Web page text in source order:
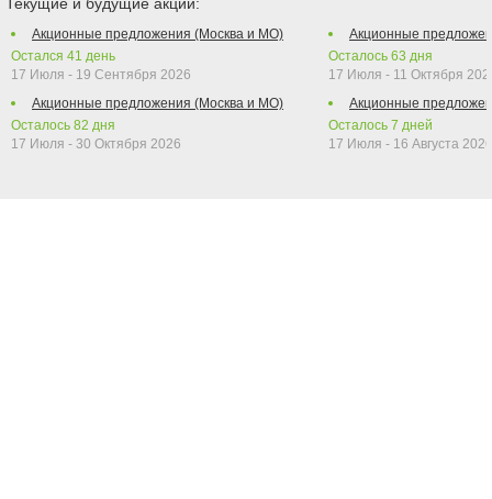
Акционные предложения (Москва и МО)
Остался 41 день
17 Июля - 19 Сентября 2026
Акционные предложения (Москва и МО)
Осталось 82 дня
17 Июля - 30 Октября 2026
Акционные
Осталось 63 дня
17 Июля - 11 Октября
Акционные
Осталось 7 дней
17 Июля - 16 Августа 2026